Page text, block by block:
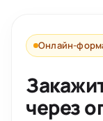
Онлайн-
через